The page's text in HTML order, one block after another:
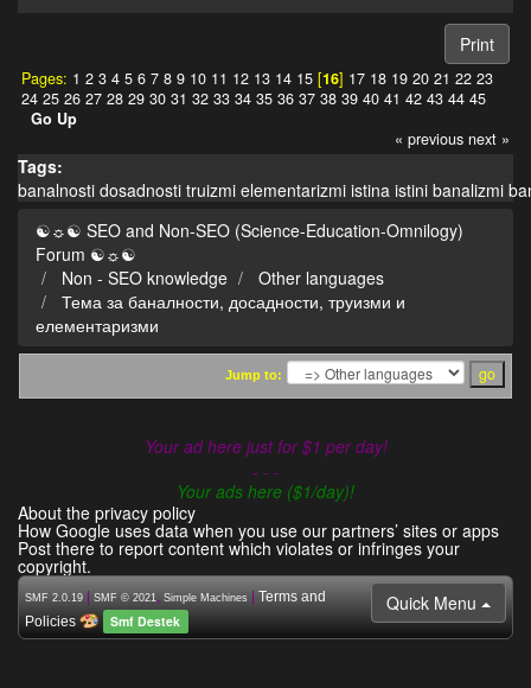
Print
Pages: 1 2 3 4 5 6 7 8 9 10 11 12 13 14 15[16] 17 18 19 20 21 22 23
24 25 26 27 28 29 30 31 32 33 34 35 36 37 38 39 40 41 42 43 44 45
Go Up
« previous next »
Tags:
banalnosti dosadnosti truizmi elementarizmi istina istini banalizmi
☯☼☯ SEO and Non-SEO (Science-Education-Omnilogy)
Forum ☯☼☯
Non - SEO knowledge
Other languages
Тема за баналности, досадности, труизми и
елементаризми
Jump to:
Your ad here just for $1 per day!
- - -
Your ads here ($1/day)!
About the privacy policy
How Google uses data when you use our partners’ sites or apps
Post there to report content which violates or infringes your
copyright.
Quick Menu
SMF 2.0.19 | SMF © 2021 Simple Machines | Terms and
Policies
Smf Destek